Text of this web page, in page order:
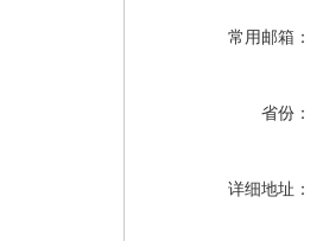
常用邮箱：
省份：
详细地址：